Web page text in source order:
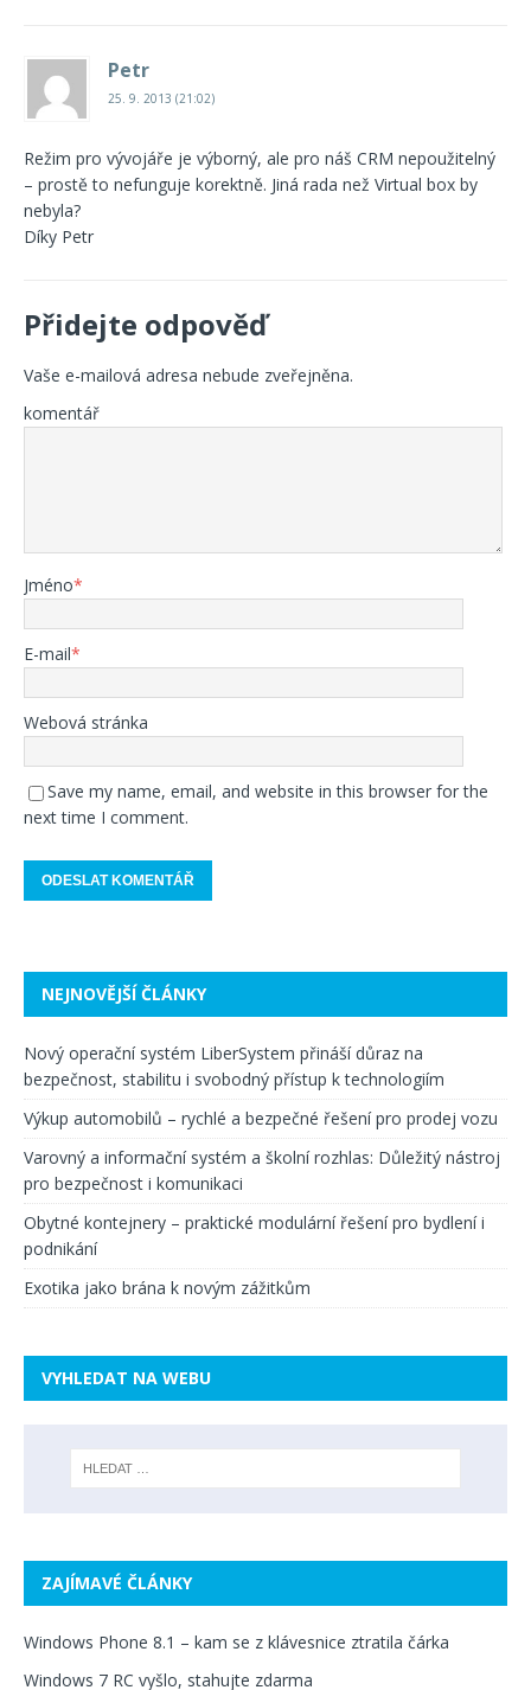
Petr
25. 9. 2013 (21:02)
Režim pro vývojáře je výborný, ale pro náš CRM nepoužitelný
– prostě to nefunguje korektně. Jiná rada než Virtual box by
nebyla?
Díky Petr
Přidejte odpověď
Vaše e-mailová adresa nebude zveřejněna.
komentář
Jméno*
E-mail*
Webová stránka
Save my name, email, and website in this browser for the
next time I comment.
NEJNOVĚJŠÍ ČLÁNKY
Nový operační systém LiberSystem přináší důraz na
bezpečnost, stabilitu i svobodný přístup k technologiím
Výkup automobilů – rychlé a bezpečné řešení pro prodej vozu
Varovný a informační systém a školní rozhlas: Důležitý nástroj
pro bezpečnost i komunikaci
Obytné kontejnery – praktické modulární řešení pro bydlení i
podnikání
Exotika jako brána k novým zážitkům
VYHLEDAT NA WEBU
ZAJÍMAVÉ ČLÁNKY
Windows Phone 8.1 – kam se z klávesnice ztratila čárka
Windows 7 RC vyšlo, stahujte zdarma